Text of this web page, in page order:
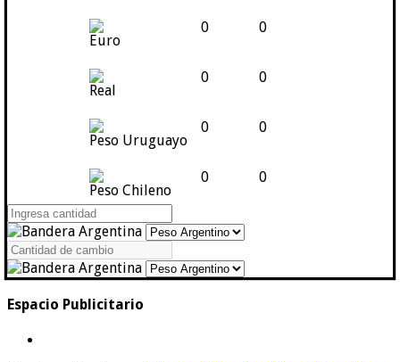
Euro
0 0
Real
0 0
Peso Uruguayo
0 0
Peso Chileno
0 0
Espacio Publicitario